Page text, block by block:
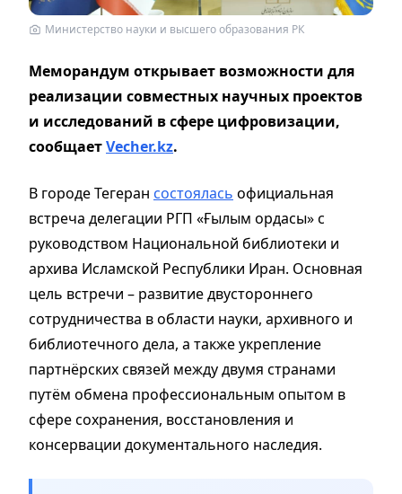
Министерство науки и высшего образования РК
Меморандум открывает возможности для
реализации совместных научных проектов
и исследований в сфере цифровизации,
сообщаетVecher.kz.
В городе Тегеран состоялась официальная
встреча делегации РГП «Ғылым ордасы» с
руководством Национальной библиотеки и
архива Исламской Республики Иран. Основная
цель встречи – развитие двустороннего
сотрудничества в области науки, архивного и
библиотечного дела, а также укрепление
партнёрских связей между двумя странами
путём обмена профессиональным опытом в
сфере сохранения, восстановления и
консервации документального наследия.